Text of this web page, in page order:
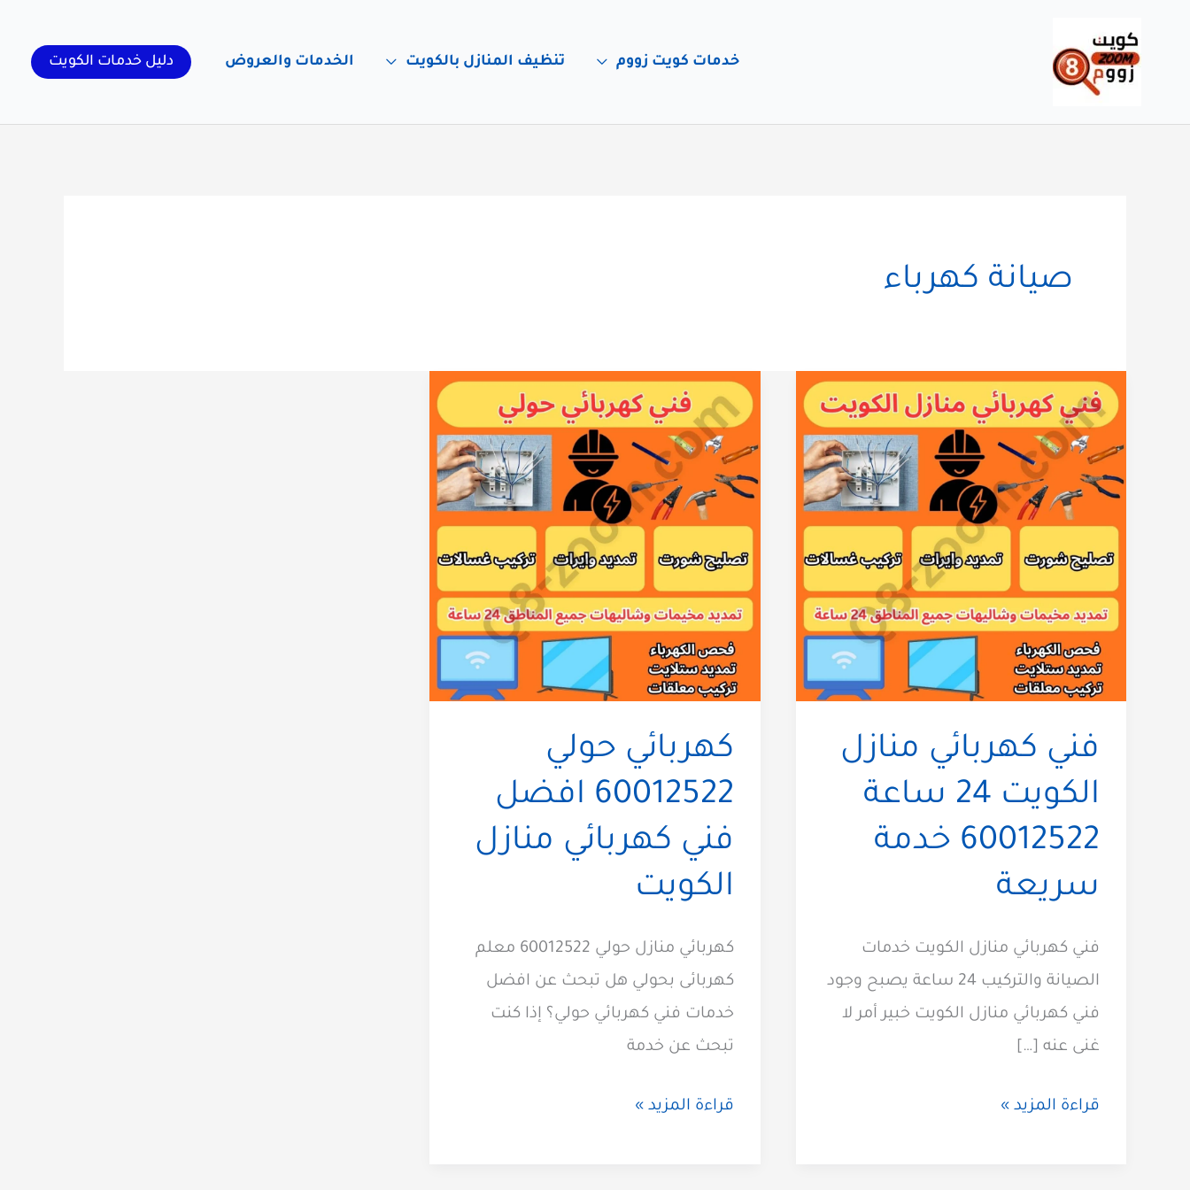
المحتوى
خدمات كويت زووم تنظيف المنازل بالكويت الخدمات والعروض دليل خدمات الكويت
صيانة كهرباء
فني كهربائي منازل
الكويت 24 ساعة
60012522 خدمة
سريعة
فني كهربائي منازل الكويت خدمات
الصيانة والتركيب 24 ساعة يصبح وجود
فني كهربائي منازل الكويت خبير أمر لا
غنى عنه […]
فني
قراءة المزيد »
كهربائي حولي
60012522 افضل
فني كهربائي منازل
الكويت
كهربائي منازل حولي 60012522 معلم
كهربائى بحولي هل تبحث عن افضل
خدمات فني كهربائي حولي؟ إذا كنت
تبحث عن خدمة
كهربائي
قراءة المزيد »